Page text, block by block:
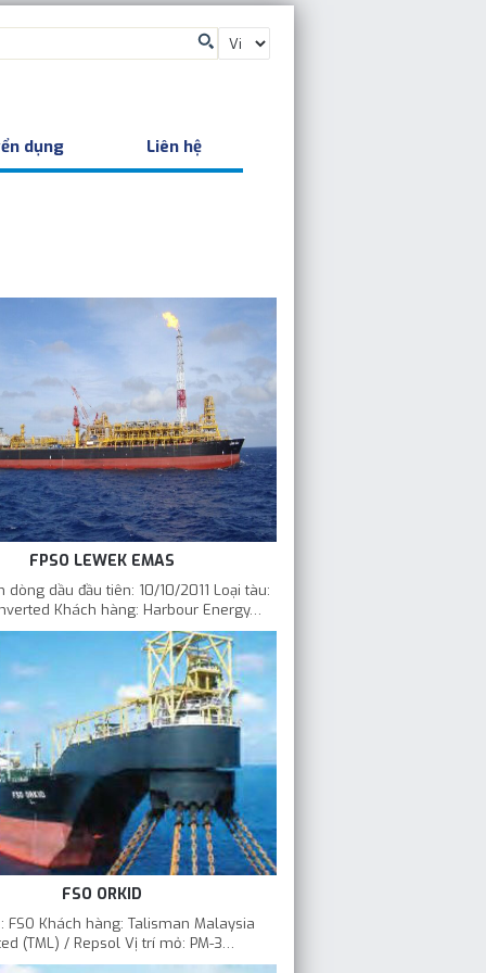
dụng Liên hệ
FPSO LEWEK EMAS
dòng dầu đầu tiên: 10/10/2011 Loại tàu:
Khách hàng: Harbour Energy…
FSO ORKID
FSO Khách hàng: Talisman Malaysia
(TML) / Repsol Vị trí mỏ: PM-3…